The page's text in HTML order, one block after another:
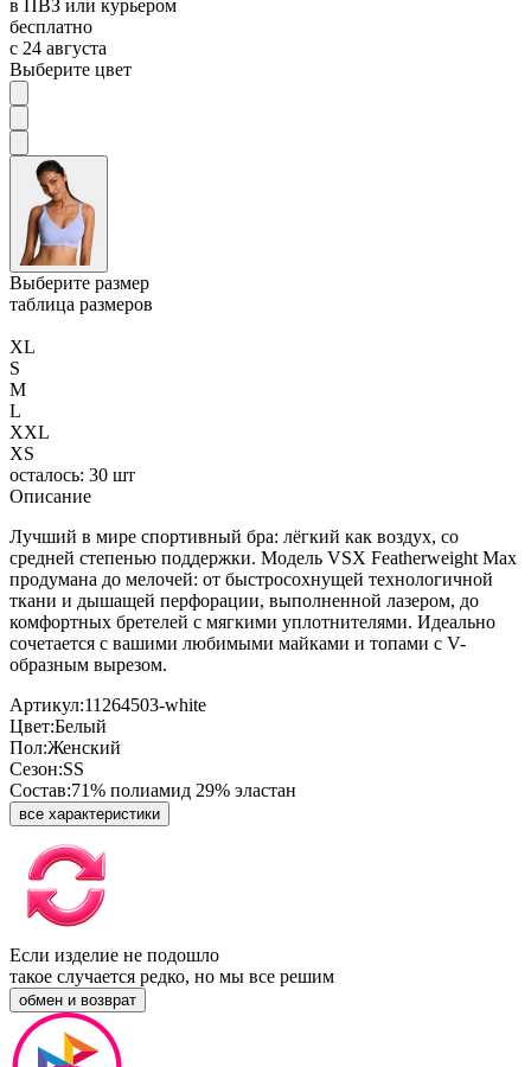
в ПВЗ или курьером
бесплатно
с 24 августа
Выберите цвет
Выберите размер
таблица размеров
XL
S
M
L
XXL
XS
осталось: 30 шт
Описание
Лучший в мире спортивный бра: лёгкий как воздух, со
средней степенью поддержки. Модель VSX Featherweight Max
продумана до мелочей: от быстросохнущей технологичной
ткани и дышащей перфорации, выполненной лазером, до
комфортных бретелей с мягкими уплотнителями. Идеально
сочетается с вашими любимыми майками и топами с V-
образным вырезом.
Артикул:11264503-white
Цвет:Белый
Пол:Женский
Сезон:SS
Состав:71% полиамид 29% эластан
все характеристики
Если изделие не подошло
такое случается редко, но мы все решим
обмен и возврат